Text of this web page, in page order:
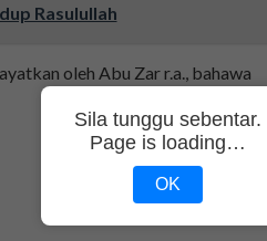
Rasulullah
oleh Abu Zar r.a., bahawa
Sila tunggu sebentar.
Page is loading…
OK